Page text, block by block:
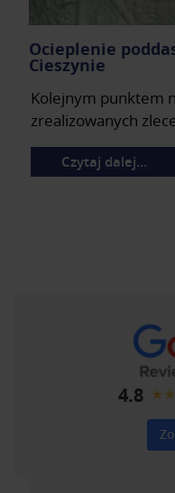
Ocieplenie
Cieszynie
Kolejnym punktem
zrealizowanych
Czytaj dalej…
4.8